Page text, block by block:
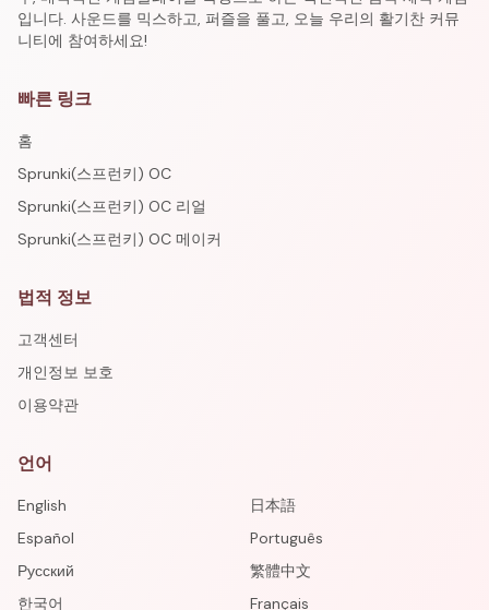
입니다. 사운드를 믹스하고, 퍼즐을 풀고, 오늘 우리의 활기찬 커뮤
니티에 참여하세요!
빠른 링크
홈
Sprunki(스프런키) OC
Sprunki(스프런키) OC 리얼
Sprunki(스프런키) OC 메이커
법적 정보
고객센터
개인정보 보호
이용약관
언어
English
日本語
Español
Português
Русский
繁體中文
한국어
Français